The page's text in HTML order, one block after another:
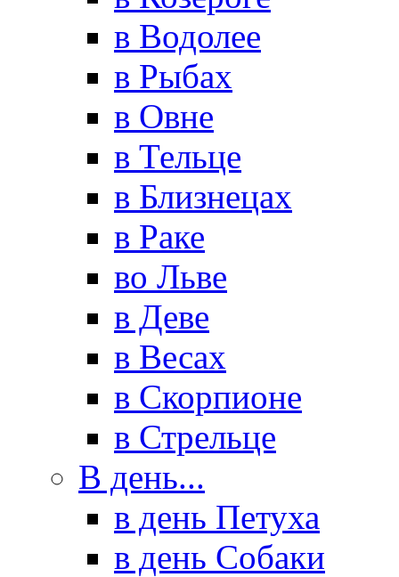
в Водолее
в Рыбах
в Овне
в Тельце
в Близнецах
в Раке
во Льве
в Деве
в Весах
в Скорпионе
в Стрельце
В день...
в день Петуха
в день Собаки